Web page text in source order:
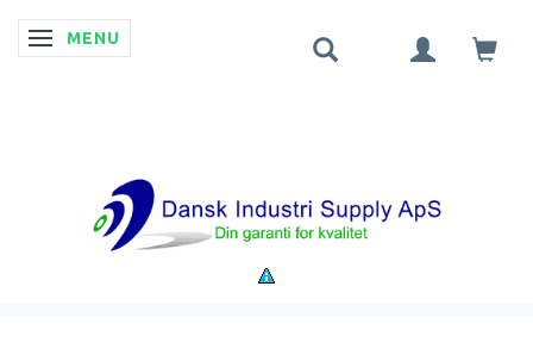
SKIFTE NAVIGATION
MENU